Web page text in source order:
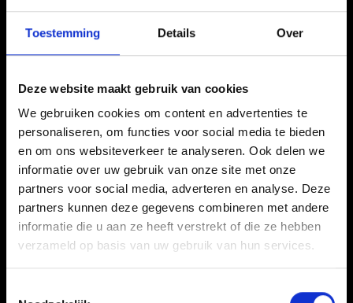
Toestemming Details Over
Deze website maakt gebruik van cookies
We gebruiken cookies om content en advertenties te
personaliseren, om functies voor social media te bieden
en om ons websiteverkeer te analyseren. Ook delen we
informatie over uw gebruik van onze site met onze
partners voor social media, adverteren en analyse. Deze
partners kunnen deze gegevens combineren met andere
informatie die u aan ze heeft verstrekt of die ze hebben
verzameld op basis van uw gebruik van hun services.